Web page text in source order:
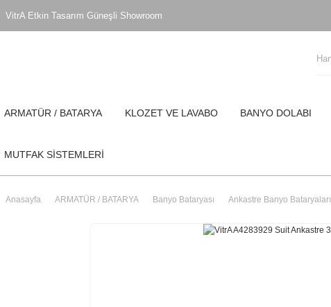
VitrA Etkin Tasarım Güneşli Showroom
ARMATÜR / BATARYA KLOZET VE LAVABO BANYO DOLABI
MUTFAK SİSTEMLERİ
Anasayfa ARMATÜR / BATARYA Banyo Bataryası Ankastre Banyo Bataryaları